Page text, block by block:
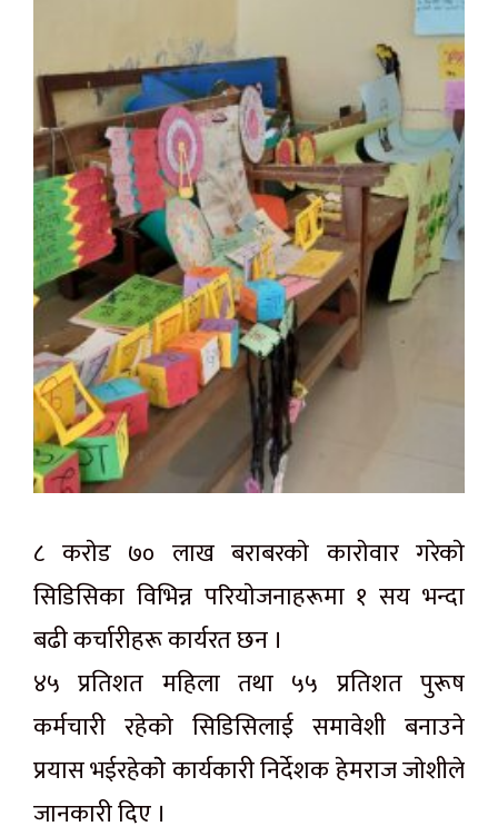
८ कराेड ७० लाख बराबरकाे काराेवार गरेकाे
सिडिसिका विभिन्न परियाेजनाहरूमा १ सय भन्दा
बढी कर्चारीहरू कार्यरत छन ।
४५ प्रतिशत महिला तथा ५५ प्रतिशत पुरूष
कर्मचारी रहेकाे सिडिसिलाई समावेशी बनाउने
प्रयास भईरहेकाेे कार्यकारी निर्देशक हेमराज जाेशीले
जानकारी दिए ।